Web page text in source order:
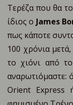
Τερέζα που θα
ίδιος ο James
πως κάποτε
100 χρόνια
το χιόνι από
αναρωτιόμαστε:
Orient Express